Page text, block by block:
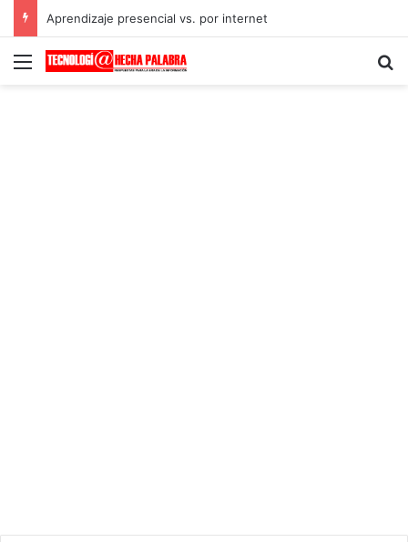
Aprendizaje presencial vs. por internet
Menú